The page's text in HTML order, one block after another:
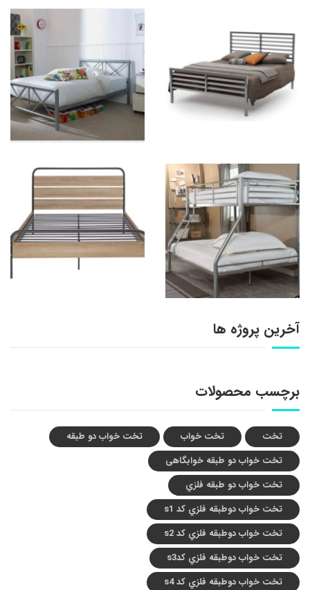
آخرین پروژه ها
برچسب محصولات
تخت تخت خواب
تخت خواب دو طبقه
تخت خواب دو طبقه خوابگاهی
تخت خواب دو طبقه فلزي
تخت خواب دوطبقه فلزي کد s1
تخت خواب دوطبقه فلزي کد s2
تخت خواب دوطبقه فلزي کدs3
تخت خواب دوطبقه فلزي کد s4